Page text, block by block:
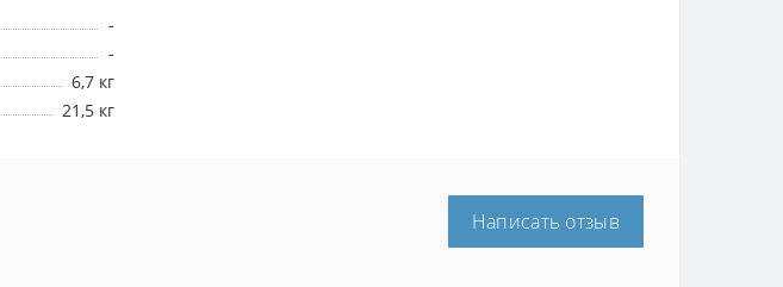
-
-
6,7 кг
21,5 кг
Написать отзыв